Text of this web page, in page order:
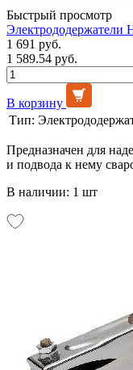
Быстрый просмотр
Электрододержатели
1 691 руб.
1 589.54 руб.
В корзину
Тип:
Предназначен для
и подвода к нему
В наличии: 1 шт